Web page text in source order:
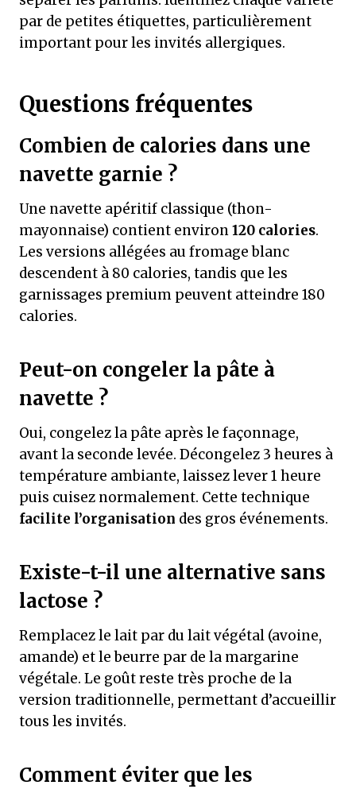
par de petites étiquettes, particulièrement
important pour les invités allergiques.
Questions fréquentes
Combien de calories dans une
navette garnie ?
Une navette apéritif classique (thon-
mayonnaise) contient environ120 calories.
Les versions allégées au fromage blanc
descendent à 80 calories, tandis que les
garnissages premium peuvent atteindre 180
calories.
Peut-on congeler la pâte à
navette ?
Oui, congelez la pâte après le façonnage,
avant la seconde levée. Décongelez 3 heures à
température ambiante, laissez lever 1 heure
puis cuisez normalement. Cette technique
facilite l’organisation des gros événements.
Existe-t-il une alternative sans
lactose ?
Remplacez le lait par du lait végétal (avoine,
amande) et le beurre par de la margarine
végétale. Le goût reste très proche de la
version traditionnelle, permettant d’accueillir
tous les invités.
Comment éviter que les